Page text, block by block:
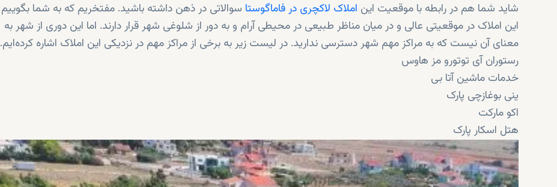
شاید شما هم در رابطه با موقعیت این املاک لاکچری در فاماگوستا سوالاتی در ذهن داشته باشید. مفتخریم که به شما بگوییم
این املاک در موقعیتی عالی و در میان مناظر طبیعی در محیطی آرام و به دور از شلوغی شهر قرار دارند. اما این دوری از شهر به
معنای آن نیست که به مراکز مهم شهر دسترسی ندارید. در لیست زیر به برخی از مراکز مهم در نزدیکی این املاک اشاره کرده‌ایم.
رستوران آی توتورو مز هاوس
خدمات ماشین آتا بی
ینی بوغازچی پارک
اکو مارکت
هتل اسکار پارک
بوتیک « Eladen
»